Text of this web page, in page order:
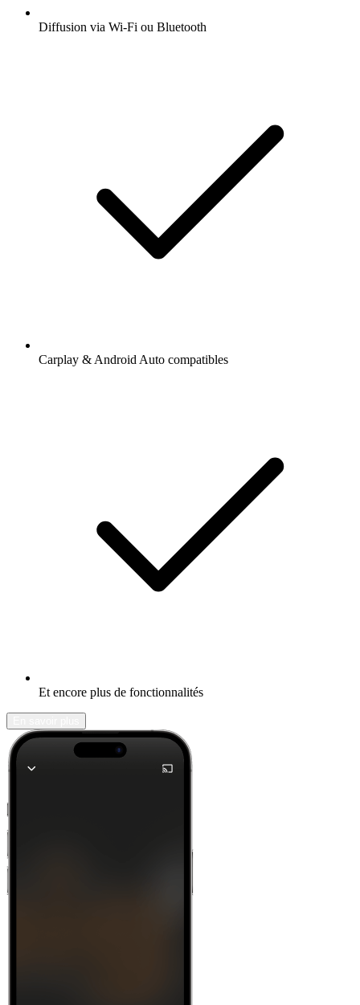
Diffusion via Wi-Fi ou Bluetooth
Carplay & Android Auto compatibles
Et encore plus de fonctionnalités